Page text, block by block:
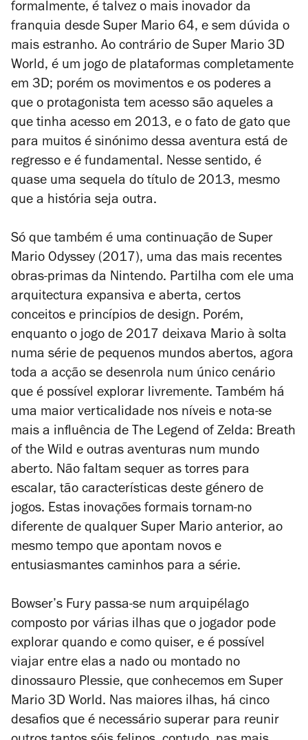
formalmente, é talvez o mais inovador da
franquia desde Super Mario 64, e sem dúvida o
mais estranho. Ao contrário de Super Mario 3D
World, é um jogo de plataformas completamente
em 3D; porém os movimentos e os poderes a
que o protagonista tem acesso são aqueles a
que tinha acesso em 2013, e o fato de gato que
para muitos é sinónimo dessa aventura está de
regresso e é fundamental. Nesse sentido, é
quase uma sequela do título de 2013, mesmo
que a história seja outra.
Só que também é uma continuação de Super
Mario Odyssey(2017), uma das mais recentes
obras-primas da Nintendo. Partilha com ele uma
arquitectura expansiva e aberta, certos
conceitos e princípios de design. Porém,
enquanto o jogo de 2017 deixava Mario à solta
numa série de pequenos mundos abertos, agora
toda a acção se desenrola num único cenário
que é possível explorar livremente. Também há
uma maior verticalidade nos níveis e nota-se
mais a influência de The Legend of Zelda: Breath
of the Wild e outras aventuras num mundo
aberto. Não faltam sequer as torres para
escalar, tão características deste género de
jogos. Estas inovações formais tornam-no
diferente de qualquer Super Mario anterior, ao
mesmo tempo que apontam novos e
entusiasmantes caminhos para a série.
Bowser’s Furypassa-se num arquipélago
composto por várias ilhas que o jogador pode
explorar quando e como quiser, e é possível
viajar entre elas a nado ou montado no
dinossauro Plessie, que conhecemos em Super
Mario 3D World. Nas maiores ilhas, há cinco
desafios que é necessário superar para reunir